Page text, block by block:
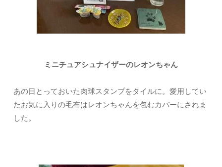
ミニチュアシュナイザーのレオンちゃん
あの日とっておいた肉球スタンプをタイルに。愛用してい
たお気に入りの毛布はレオンちゃんを包むカバーにされま
した。